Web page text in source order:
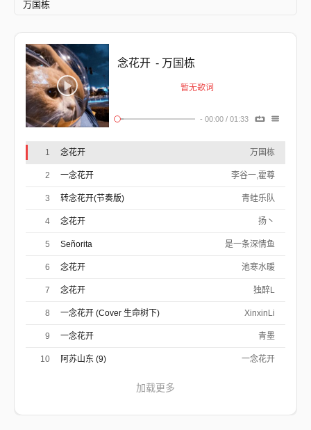
念花开 - 万国栋
暂无歌词
- 00:00 / 01:33
1 念花开 万国栋
2 一念花开 李谷一,霍尊
3 转念花开(节奏版) 青蛙乐队
4 念花开 扬丶
5 Señorita 是一条深情鱼
6 念花开 池寒水暖
7 念花开 独醉L
8 一念花开 (Cover 生命树下) XinxinLi
9 一念花开 青墨
10 阿苏山东 (9) 一念花开
加载更多